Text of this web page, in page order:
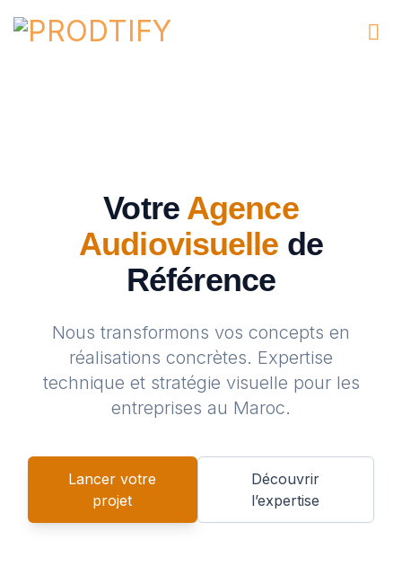
au
Votre Agence
Audiovisuelle de
Référence
Nous transformons vos concepts en
réalisations concrètes. Expertise
technique et stratégie visuelle pour les
entreprises au Maroc.
Lancer votre
projet
Découvrir
l’expertise